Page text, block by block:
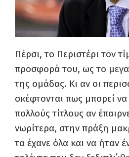
Πέρσι, το Περιστέρι τον
προσφορά του, ως το
της ομάδας. Κι αν οι
σκέφτονται πως μπορεί να
πολλούς τίτλους αν
νωρίτερα, στην πράξη
τα έχανε όλα και να ήταν